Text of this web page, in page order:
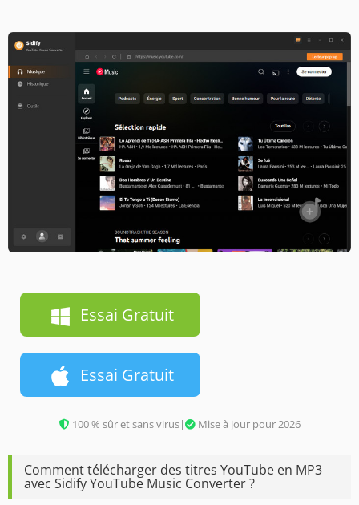
Essai Gratuit
Essai Gratuit
100 % sûr et sans virus| Mise à jour pour 2026
Comment télécharger des titres YouTube en MP3
avec Sidify YouTube Music Converter ?